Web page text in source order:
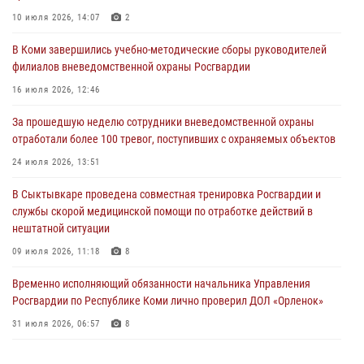
В Койгородском районе местный житель обратился в Росгвардию
31 июля 2026, 10:55
Временно исполняющий обязанности начальника Управления
31 июля 2026, 06:57 8
В Усинске росгвардейцы оперативно отработали план «Квартал»
В Санкт-Петербурге прошел окружной этап ежегодного
Всероссийского конкурса профессионального мастерства среди
сотрудников вневедомственной охраны Росгвардии
10 июля 2026, 14:07 2
В Коми завершились учебно-методические сборы руководителей
филиалов вневедомственной охраны Росгвардии
16 июля 2026, 12:46
За прошедшую неделю сотрудники вневедомственной охраны
отработали более 100 тревог, поступивших с охраняемых объектов
24 июля 2026, 13:51
В Сыктывкаре проведена совместная тренировка Росгвардии и
службы скорой медицинской помощи по отработке действий в
нештатной ситуации
09 июля 2026, 11:18 8
Временно исполняющий обязанности начальника Управления
Росгвардии по Республике Коми лично проверил ДОЛ «Орленок»
31 июля 2026, 06:57 8